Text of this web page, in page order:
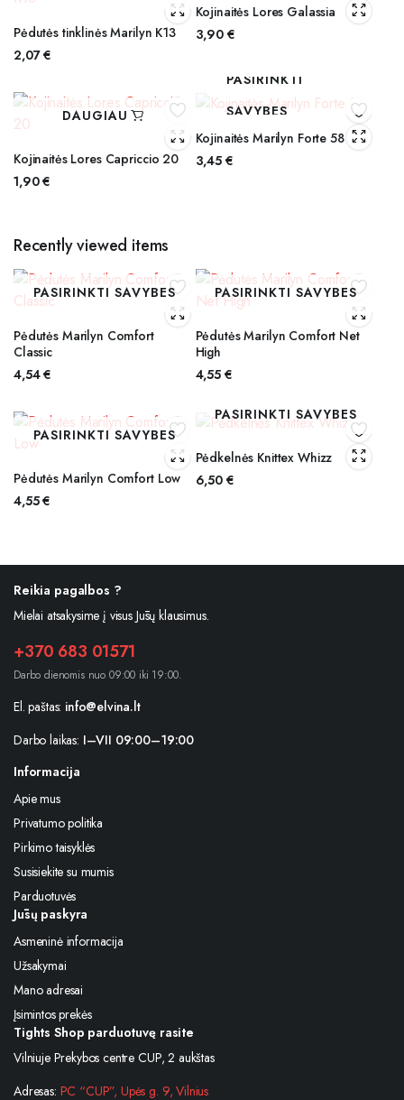
Pėdutės tinklinės Marilyn K13
2,07€
Kojinaitės Lores Galassia
3,90 €
DAUGIAU
Kojinaitės Lores Capriccio 20
1,90€
PASIRINKTI
SAVYBES
Kojinaitės Marilyn Forte 58
3,45 €
Recently viewed items
PASIRINKTI SAVYBES
Pėdutės Marilyn Comfort
Classic
4,54€
PASIRINKTI SAVYBES
Pėdutės Marilyn Comfort Net
High
4,55 €
PASIRINKTI SAVYBES
Pėdutės Marilyn Comfort Low
4,55€
PASIRINKTI SAVYBES
Pėdkelnės Knittex Whizz
6,50 €
Reikia pagalbos ?
Mielai atsakysime į visus Jūsų klausimus.
+370 683 01571
Darbo dienomis nuo 09:00 iki 19:00.
El. paštas: info@elvina.lt
Darbo laikas: I–VII 09:00–19:00
Informacija
Apie mus
Privatumo politika
Pirkimo taisyklės
Susisiekite su mumis
Parduotuvės
Jūsų paskyra
Asmeninė informacija
Užsakymai
Mano adresai
Įsimintos prekės
Tights Shop parduotuvę rasite
Vilniuje Prekybos centre CUP, 2 aukštas
Adresas: PC “CUP”, Upės g. 9, Vilnius